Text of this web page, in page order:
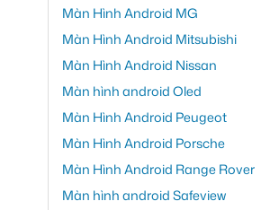
Màn Hình Android MG
Màn Hình Android Mitsubishi
Màn Hình Android Nissan
Màn hình android Oled
Màn Hình Android Peugeot
Màn Hình Android Porsche
Màn Hình Android Range Rover
Màn hình android Safeview